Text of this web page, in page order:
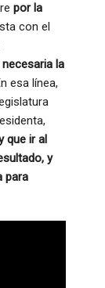
por la
con el
necesaria la
esa línea,
que ir al
y
para